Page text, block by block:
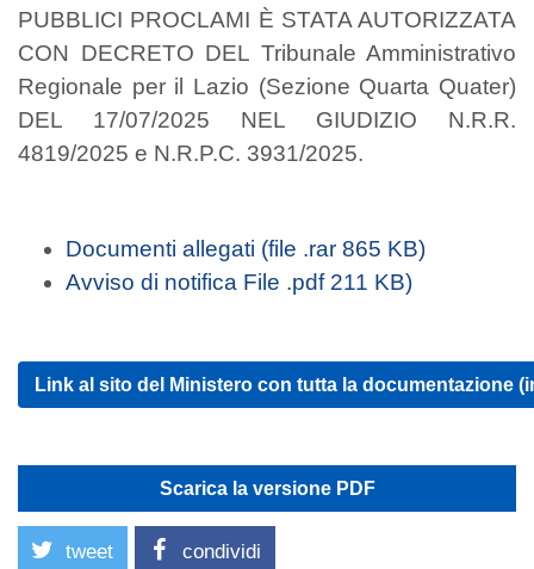
PUBBLICI PROCLAMI È STATA AUTORIZZATA
CON DECRETO DEL Tribunale Amministrativo
Regionale per il Lazio (Sezione Quarta Quater)
DEL 17/07/2025 NEL GIUDIZIO N.R.R.
4819/2025 e N.R.P.C. 3931/2025.
Documenti allegati (file .rar 865 KB)
Avviso di notifica File .pdf 211 KB)
Link al sito del Ministero con tutta la documentazione
Scarica la versione PDF
tweet condividi